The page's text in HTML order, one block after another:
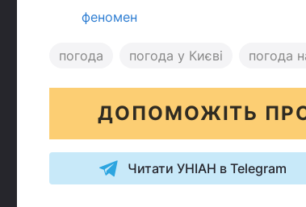
феномен
погода погода у Києві погода
ДОПОМОЖІТЬ
Читати УНІАН в Telegram